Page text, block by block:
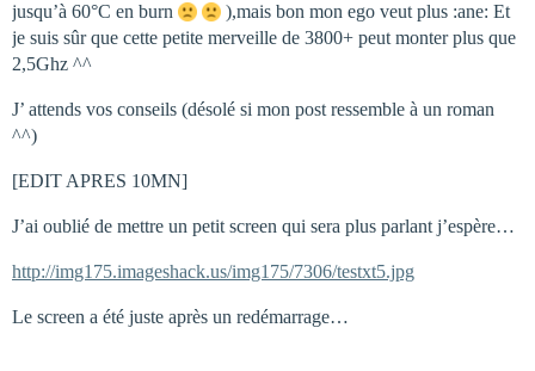
jusqu’à 60°C en burn
),mais bon mon ego veut plus :ane: Et
je suis sûr que cette petite merveille de 3800+ peut monter plus que
2,5Ghz ^^
J’ attends vos conseils (désolé si mon post ressemble à un roman
^^)
[EDIT APRES 10MN]
J’ai oublié de mettre un petit screen qui sera plus parlant j’espère…
http://img175.imageshack.us/img175/7306/testxt5.jpg
Le screen a été juste après un redémarrage…